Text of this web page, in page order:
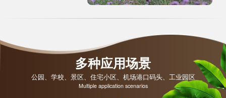
多种应用场景
公园、学校、景区、住宅小区、机场港口码头、工业园区
Multiple application scenarios